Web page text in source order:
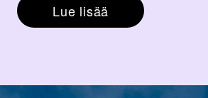
Lue lisää